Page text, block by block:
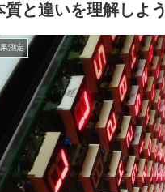
質と違いを理解しよう
測定